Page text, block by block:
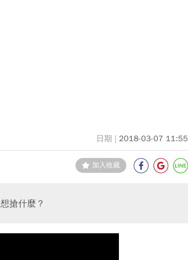
2018-03-07 11:55
加入收藏
搶什麼？